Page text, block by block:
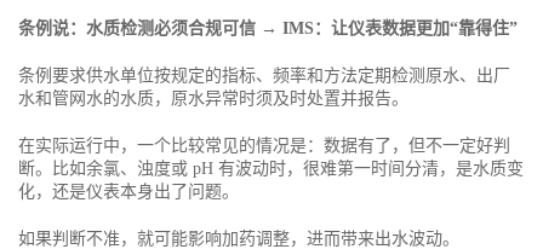
条例说：水质检测必须合规可信 → IMS：让仪表数据更加“靠得住”
条例要求供水单位按规定的指标、频率和方法定期检测原水、出厂
水和管网水的水质，原水异常时须及时处置并报告。
在实际运行中，一个比较常见的情况是：数据有了，但不一定好判
断。比如余氯、浊度或 pH 有波动时，很难第一时间分清，是水质变
化，还是仪表本身出了问题。
如果判断不准，就可能影响加药调整，进而带来出水波动。